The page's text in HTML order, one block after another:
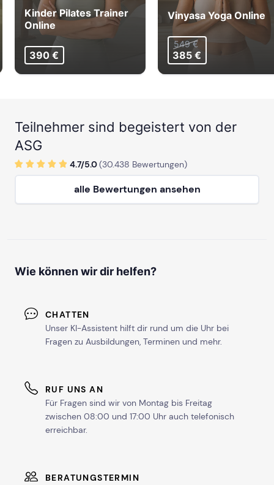
Kinder Pilates Trainer
Online
390 €
Vinyasa Yoga Online
549 €
385 €
Teilnehmer sind begeistert von der
ASG
4.7/5.0(30.438 Bewertungen)
alle Bewertungen ansehen
Wie können wir dir helfen?
CHATTEN
Unser KI-Assistent hilft dir rund um die Uhr bei
Fragen zu Ausbildungen, Terminen und mehr.
RUF UNS AN
Für Fragen sind wir von Montag bis Freitag
zwischen 08:00 und 17:00 Uhr auch telefonisch
erreichbar.
BERATUNGSTERMIN